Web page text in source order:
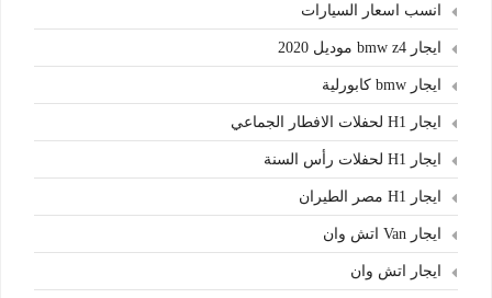
انسب اسعار السيارات
ايجار bmw z4 موديل 2020
ايجار bmw كابورلية
ايجار H1 لحفلات الافطار الجماعي
ايجار H1 لحفلات رأس السنة
ايجار H1 مصر الطيران
ايجار Van اتش وان
ايجار اتش وان